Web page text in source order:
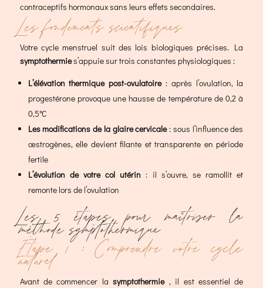
contraceptifs hormonaux sans leurs effets secondaires.
Les fondements scientifiques
Votre cycle menstruel suit des lois biologiques précises. La
symptothermies’appuie sur trois constantes physiologiques :
L’élévation thermique post-ovulatoire: après l’ovulation, la
progestérone provoque une hausse de température de 0,2 à
0,5°C
Les modifications de la glaire cervicale: sous l’influence des
œstrogènes, elle devient filante et transparente en période
fertile
L’évolution de votre col utérin : il s’ouvre, se ramollit et
remonte lors de l’ovulation
Les 5 étapes pour maîtriser la
méthode symptothermique
Étape 1 : Comprendre votre cycle
naturel
Avant de commencer lasymptothermie , il est essentiel de